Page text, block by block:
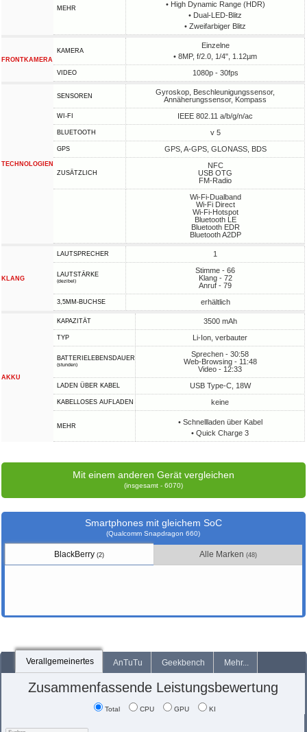
MEHR
• High Dynamic Range (HDR)
• Dual-LED-Blitz
• Zweifarbiger Blitz
FRONTKAMERA
KAMERA
Einzelne
• 8MP, f/2.0, 1/4", 1.12µm
VIDEO 1080p - 30fps
TECHNOLOGIEN
SENSOREN
Gyroskop, Beschleunigungssensor,
Annäherungssensor, Kompass
WI-FI IEEE 802.11 a/b/g/n/ac
BLUETOOTH v 5
GPS GPS, A-GPS, GLONASS, BDS
ZUSÄTZLICH
NFC
USB OTG
FM-Radio
Wi-Fi-Dualband
Wi-Fi Direct
Wi-Fi-Hotspot
Bluetooth LE
Bluetooth EDR
Bluetooth A2DP
KLANG
LAUTSPRECHER 1
LAUTSTÄRKE
(dezibel)
Stimme - 66
Klang - 72
Anruf - 79
3,5MM-BUCHSE erhältlich
AKKU
KAPAZITÄT 3500 mAh
TYP Li-Ion, verbauter
BATTERIELEBENSDAUER
(stunden)
Sprechen - 30:58
Web-Browsing - 11:48
Video - 12:33
LADEN ÜBER KABEL USB Type-C, 18W
KABELLOSES AUFLADEN keine
MEHR
• Schnellladen über Kabel
• Quick Charge 3
Mit einem anderen Gerät vergleichen
(insgesamt - 6070)
Smartphones mit gleichem SoC
(Qualcomm Snapdragon 660)
BlackBerry(2) Alle Marken (48)
Verallgemeinertes AnTuTu Geekbench Mehr...
Zusammenfassende Leistungsbewertung
Total CPU GPU KI